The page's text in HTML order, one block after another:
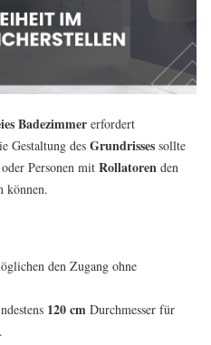
Badezimmer erfordert
Gestaltung des Grundrisses sollte
oder Personen mit Rollatoren den
können.
den Zugang ohne
120 cm Durchmesser für